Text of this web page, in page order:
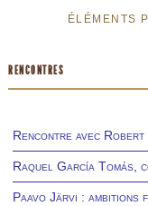
ÉLÉMENTS
RENCONTRES
Rencontre avec Robert
Raquel García Tomás,
Paavo Järvi :